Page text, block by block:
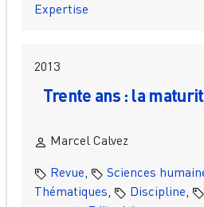
Expertise
2013
Trente ans : la
Marcel Calvez
Revue, Sciences
Thématiques, Discipline,